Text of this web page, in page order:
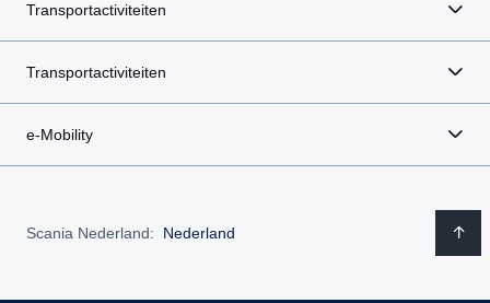
Transportactiviteiten
Transportactiviteiten
e-Mobility
Scania Nederland: Nederland